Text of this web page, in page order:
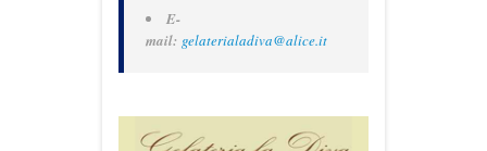
E-
mail: gelaterialadiva@alice.it